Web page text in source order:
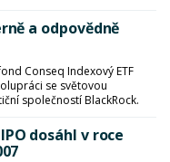
a odpovědně
Conseq Indexový ETF
se světovou
společností BlackRock.
dosáhl v roce